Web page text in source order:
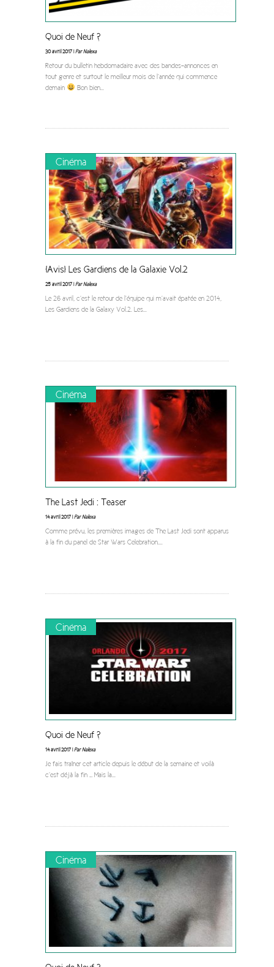
Quoi de Neuf ?
30 avril 2017 |Par Nalexa
Retour du bulletin hebdomadaire avec des bandes-annonces en
tout genre et surtout le meilleur mois de l’année qui commence
demain
Bon bien...
Cinéma
[Avis] Les Gardiens de la Galaxie Vol.2
25 avril 2017 |Par Nalexa
Le 26 avril, c’est le retour de l’équipe qui m’avait épatée en 2014,
Les Gardiens de la Galaxy Vol.2. Les...
Cinéma
The Last Jedi : Teaser
14 avril 2017 |Par Nalexa
Comme prévu, les premières images de The Last Jedi sont apparus
à la fin du panel de Star Wars Celebration....
Cinéma
Quoi de Neuf ?
14 avril 2017 |Par Nalexa
Je fais traîner cet article depuis le début de la semaine et voilà
c’est déjà la fin … Mais la...
Cinéma